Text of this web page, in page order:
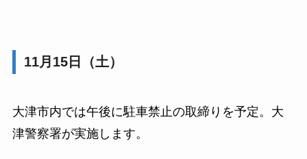
11月15日（土）
大津市内では午後に駐車禁止の取締りを予定。大
津警察署が実施します。